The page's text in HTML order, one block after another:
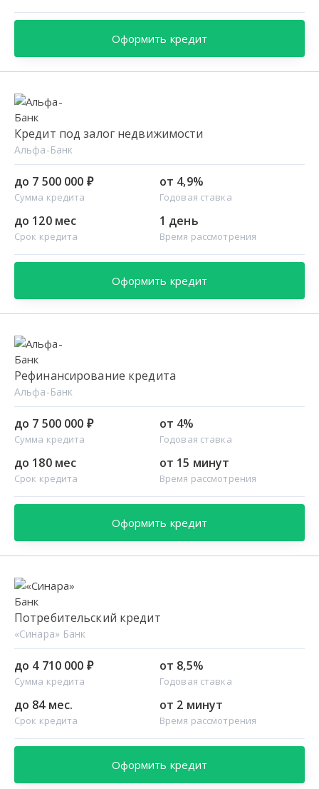
Оформить кредит
Кредит под залог недвижимости
Альфа-Банк
до 7 500 000 ₽
Сумма кредита
от 4,9%
Годовая ставка
до 120 мес
Срок кредита
1 день
Время рассмотрения
Оформить кредит
Рефинансирование кредита
Альфа-Банк
до 7 500 000 ₽
Сумма кредита
от 4%
Годовая ставка
до 180 мес
Срок кредита
от 15 минут
Время рассмотрения
Оформить кредит
Потребительский кредит
«Синара» Банк
до 4 710 000 ₽
Сумма кредита
от 8,5%
Годовая ставка
до 84 мес.
Срок кредита
от 2 минут
Время рассмотрения
Оформить кредит